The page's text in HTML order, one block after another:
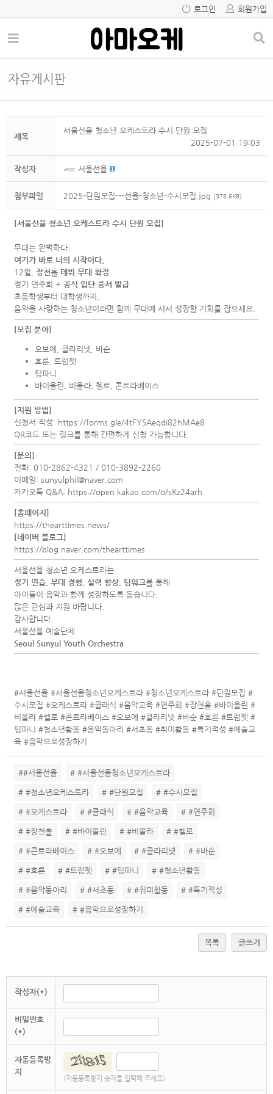
로그인 회원가입
자유게시판
제목
서울선율 청소년 오케스트라 수시 단원 모집
2025-07-01 19:03
작성자 서울선율
첨부파일 2025-단원모집---선율-청소년-수시모집.jpg (378.6KB)
[서울선율 청소년 오케스트라 수시 단원 모집]
무대는 완벽하다.
여기가 바로 너의 시작이다.
12월, 장천홀 데뷔 무대 확정
정기 연주회 + 공식 입단 증서 발급
초등학생부터 대학생까지,
음악을 사랑하는 청소년이라면 함께 무대에 서서 성장할 기회를 잡으세요.
[모집 분야]
오보에, 클라리넷, 바순
호른, 트럼펫
팀파니
바이올린, 비올라, 첼로, 콘트라베이스
[지원 방법]
신청서 작성: https://forms.gle/4tFYSAeqdi82hMAe8
QR코드 또는 링크를 통해 간편하게 신청 가능합니다.
[문의]
전화: 010-2862-4321 / 010-3892-2260
이메일: sunyulphil@naver.com
카카오톡 Q&A: https://open.kakao.com/o/sKz24arh
[홈페이지]
https://thearttimes.news/
[네이버 블로그]
https://blog.naver.com/thearttimes
서울선율 청소년 오케스트라는
정기 연습, 무대 경험, 실력 향상, 팀워크를 통해
아이들이 음악과 함께 성장하도록 돕습니다.
많은 관심과 지원 바랍니다.
감사합니다.
서울선율 예술단체
Seoul Sunyul Youth Orchestra
#서울선율 #서울선율청소년오케스트라 #청소년오케스트라 #단원모집 #
수시모집 #오케스트라 #클래식 #음악교육 #연주회 #장천홀 #바이올린 #
비올라 #첼로 #콘트라베이스 #오보에 #클라리넷 #바순 #호른 #트럼펫 #
팀파니 #청소년활동 #음악동아리 #서초동 #취미활동 #특기적성 #예술교
육 #음악으로성장하기
##서울선율 # #서울선율청소년오케스트라
# #청소년오케스트라 # #단원모집 # #수시모집
# #오케스트라 # #클래식 # #음악교육 # #연주회
# #장천홀 # #바이올린 # #비올라 # #첼로
# #콘트라베이스 # #오보에 # #클라리넷 # #바순
# #호른 # #트럼펫 # #팀파니 # #청소년활동
# #음악동아리 # #서초동 # #취미활동 # #특기적성
# #예술교육 # #음악으로성장하기
목록 글쓰기
작성자(*)
비밀번호
(*)
자동등록방
지
(자동등록방지 숫자를 입력해 주세요)